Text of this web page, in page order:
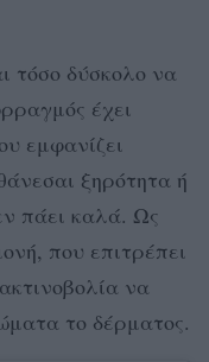
τόσο δύσκολο να
έχει
εμφανίζει
ξηρότητα ή
πάει καλά. Ως
που επιτρέπει
να
το δέρματος.